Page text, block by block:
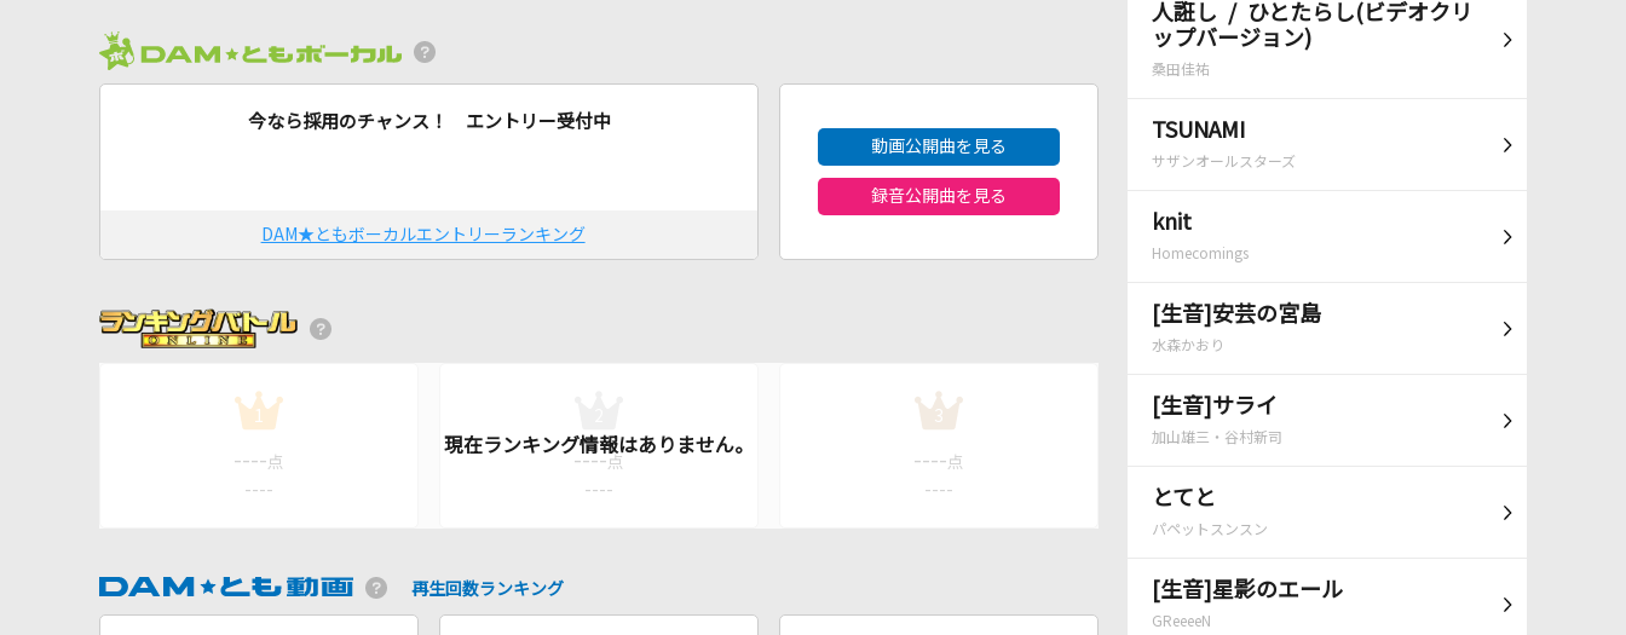
人誑し / ひとたらし(ビデオクリ
ップバージョン)
桑田佳祐
TSUNAMI
サザンオールスターズ
knit
Homecomings
[生音]安芸の宮島
水森かおり
[生音]サライ
加山雄三・谷村新司
とてと
パペットスンスン
[生音]星影のエール
GReeeeN
今なら採用のチャンス！ エントリー受付中
DAM★ともボーカルエントリーランキング
動画公開曲を見る
録音公開曲を見る
1
---- 点
----
---- 点
----
3
---- 点
----
再生回数ランキング